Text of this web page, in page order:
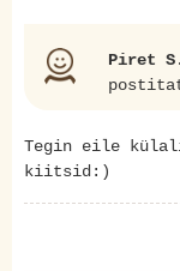
Piret
Tegin eile
kiitsid:)